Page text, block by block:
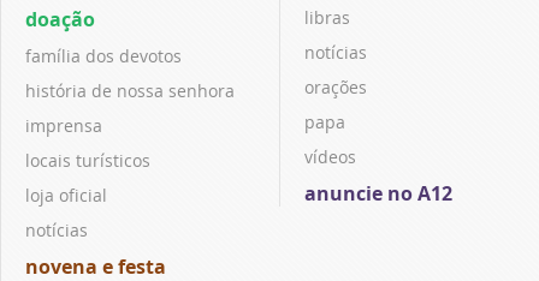
doação
família dos devotos
história de nossa senhora
imprensa
locais turísticos
loja oficial
notícias
novena e festa
libras
notícias
orações
papa
vídeos
anuncie no A12